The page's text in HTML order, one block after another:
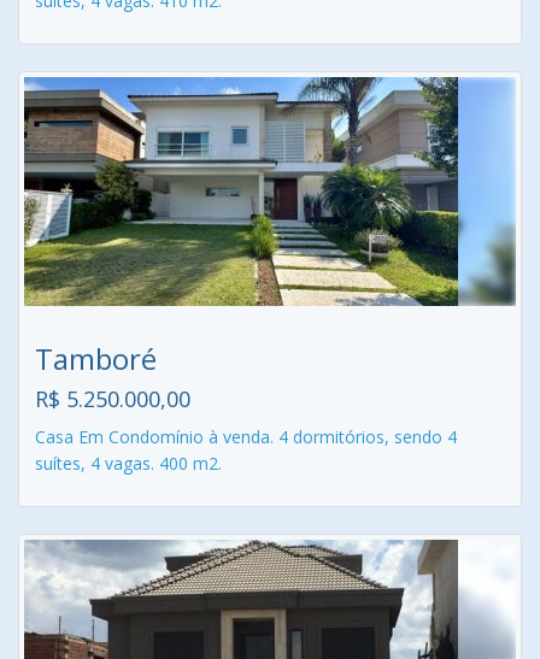
Tamboré
R$ 5.250.000,00
Casa Em Condomínio à venda. 4 dormitórios, sendo 4
suítes, 4 vagas. 400 m2.